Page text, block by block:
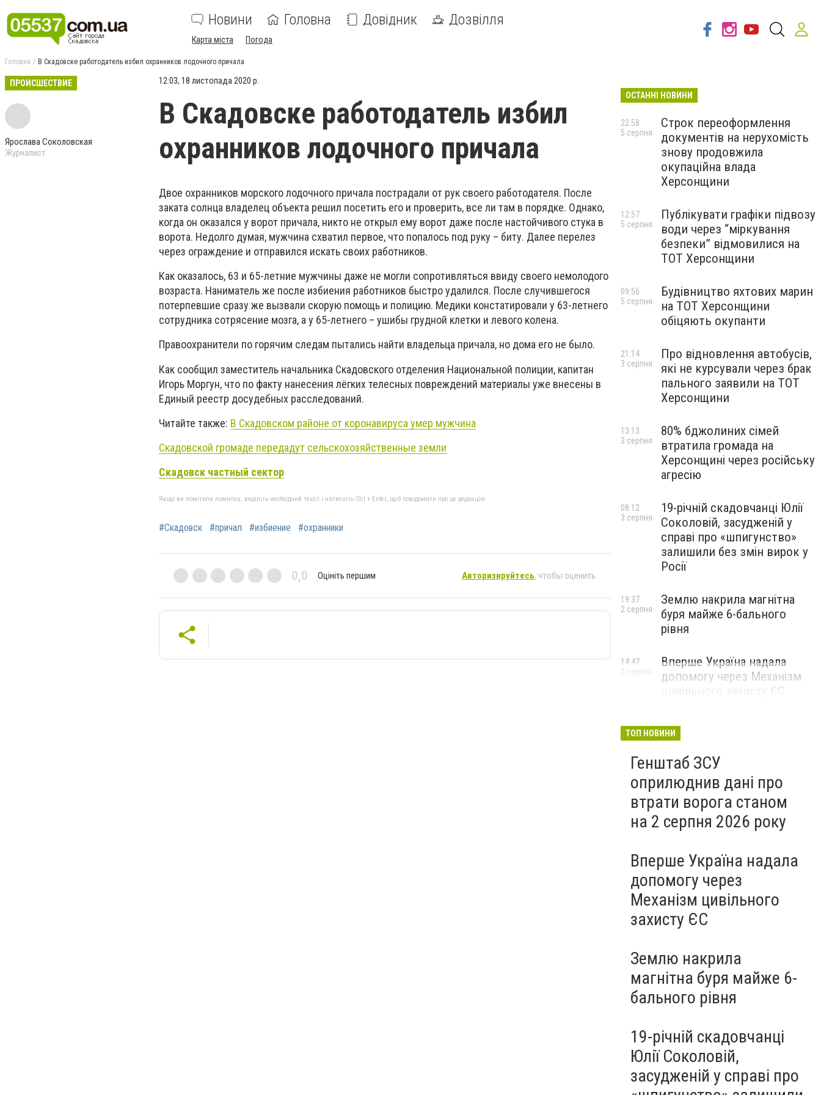
Новини Головна Довідник Дозвілля
Карта міста Погода
Головна В Скадовске работодатель избил охранников лодочного причала
ПРОИСШЕСТВИЕ
Ярослава Соколовская
Журналист
12:03, 18 листопада 2020 р.
В Скадовске работодатель избил
охранников лодочного причала
Двое охранников морского лодочного причала пострадали от рук своего работодателя. После
заката солнца владелец объекта решил посетить его и проверить, все ли там в порядке. Однако,
когда он оказался у ворот причала, никто не открыл ему ворот даже после настойчивого стука в
ворота. Недолго думая, мужчина схватил первое, что попалось под руку – биту. Далее перелез
через ограждение и отправился искать своих работников.
Как оказалось, 63 и 65-летние мужчины даже не могли сопротивляться ввиду своего немолодого
возраста. Наниматель же после избиения работников быстро удалился. После случившегося
потерпевшие сразу же вызвали скорую помощь и полицию. Медики констатировали у 63-летнего
сотрудника сотрясение мозга, а у 65-летнего – ушибы грудной клетки и левого колена.
Правоохранители по горячим следам пытались найти владельца причала, но дома его не было.
Как сообщил заместитель начальника Скадовского отделения Национальной полиции, капитан
Игорь Моргун, что по факту нанесения лёгких телесных повреждений материалы уже внесены в
Единый реестр досудебных расследований.
Читайте также: В Скадовском районе от коронавируса умер мужчина
Скадовской громаде передадут сельскохозяйственные земли
Скадовск частный сектор
Якщо ви помітили помилку, виділіть необхідний текст і натисніть Ctrl + Enter, щоб повідомити про це редакцію
#Скадовск #причал #избиение #охранники
0,0 Оцініть першим Авторизируйтесь, чтобы оценить
ОСТАННІ НОВИНИ
Строк переоформлення
документів на нерухомість
знову продовжила
окупаційна влада
Херсонщини
22:58
5 серпня
Публікувати графіки підвозу
води через “міркування
безпеки” відмовилися на
ТОТ Херсонщини
12:57
5 серпня
Будівництво яхтових марин
на ТОТ Херсонщини
обіцяють окупанти
09:56
5 серпня
Про відновлення автобусів,
які не курсували через брак
пального заявили на ТОТ
Херсонщини
21:14
3 серпня
80% бджолиних сімей
втратила громада на
Херсонщині через російську
агресію
13:13
3 серпня
19-річній скадовчанці Юлії
Соколовій, засудженій у
справі про «шпигунство»
залишили без змін вирок у
Росії
08:12
3 серпня
Землю накрила магнітна
буря майже 6-бального
рівня
19:37
2 серпня
Вперше Україна надала
допомогу через Механізм
цивільного захисту ЄС
14:47
2 серпня
ТОП НОВИНИ
Генштаб ЗСУ
оприлюднив дані про
втрати ворога станом
на 2 серпня 2026 року
Вперше Україна надала
допомогу через
Механізм цивільного
захисту ЄС
Землю накрила
магнітна буря майже 6-
бального рівня
19-річній скадовчанці
Юлії Соколовій,
засудженій у справі про